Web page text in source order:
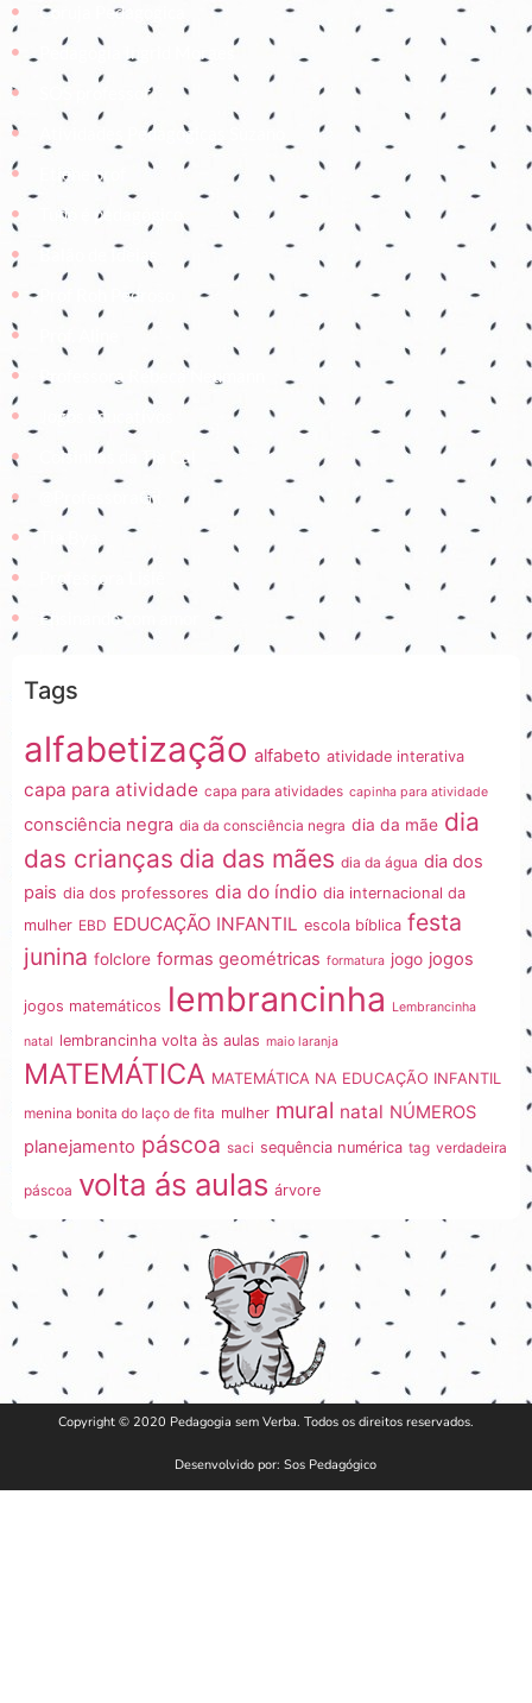
Coruja Pedagogica
Pedagogia Ingrid Moraes
SOS professor
Atividades Pedagógicas Suzano
Etiene prof
Tudo é pedagógico
Balão de Ideias
Prof Roh Pedroso
Professora Rebeca Neumann
Jogos educativos
Coisinhas da Tia Cal
@ProfessoraGii
Professora Lisiê
Ensinando com amor
Tags
alfabetização alfabeto atividade interativa
capa para atividade capa para atividades capinha para atividade
consciência negra dia da consciência negra dia da mãe dia
das crianças dia das mães dia da água dia dos
pais dia dos professores dia do índio dia internacional da
mulher EBD EDUCAÇÃO INFANTIL escola bíblica festa
junina folclore formas geométricas formatura jogo jogos
jogos matemáticos lembrancinha Lembrancinha
natal lembrancinha volta às aulas maio laranja
MATEMÁTICA MATEMÁTICA NA EDUCAÇÃO INFANTIL
menina bonita do laço de fita mulher mural natal NÚMEROS
planejamento páscoa saci sequência numérica tag verdadeira
páscoa volta ás aulas árvore
Copyright © 2020 Pedagogia sem Verba. Todos os direitos reservados.
Desenvolvido por: Sos Pedagógico